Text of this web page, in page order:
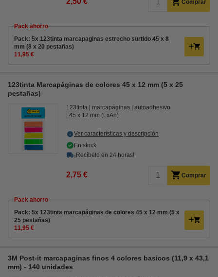
Comprar
Pack ahorro
Pack: 5x 123tinta marcapaginas estrecho surtido 45 x 8
mm (8 x 20 pestañas)
11,95 €
123tinta Marcapáginas de colores 45 x 12 mm (5 x 25
pestañas)
123tinta marcapáginas
autoadhesivo
45 x 12 mm (LxAn)
Ver características y descripción
En stock
¡Recíbelo en 24 horas!
2,75 € Comprar
Pack ahorro
Pack: 5x 123tinta marcapáginas de colores 45 x 12 mm (5 x
25 pestañas)
11,95 €
3M Post-it marcapaginas finos 4 colores basicos (11,9 x 43,1
mm) - 140 unidades